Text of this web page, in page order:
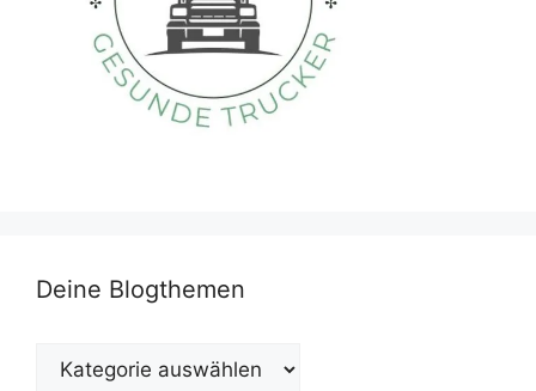
Deine Blogthemen
Deine
Blogthemen